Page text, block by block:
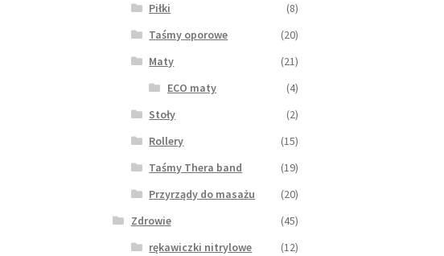
Piłki
(8)
Taśmy oporowe
(20)
Maty
(21)
ECO maty
(4)
Stoły
(2)
Rollery
(15)
Taśmy Thera band
(19)
Przyrządy do masażu
(20)
Zdrowie
(45)
rękawiczki nitrylowe
(12)